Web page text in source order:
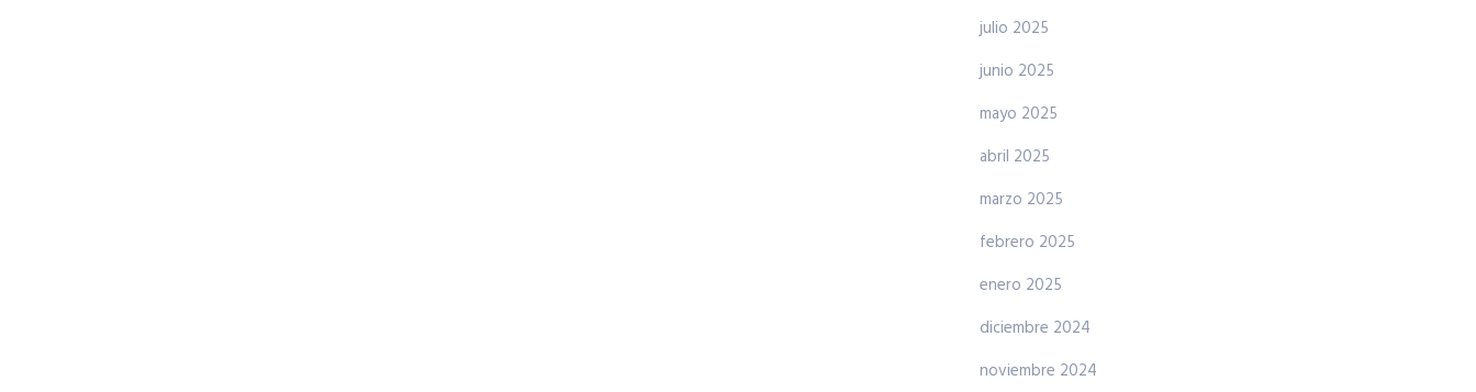
julio 2025
junio 2025
mayo 2025
abril 2025
marzo 2025
febrero 2025
enero 2025
diciembre 2024
noviembre 2024